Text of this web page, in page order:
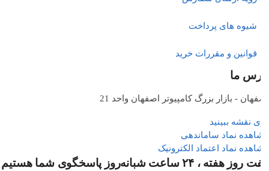
شیوه های پرداخت
قوانین و مقررات خرید
ما
- بازار بزرگ کامپیوتر اصفهان واحد 21
نقشه ببینید
نماد ساماندهی
نماد اعتماد الکترونیک
هفته ، ۲۴ ساعت شبانه‌روز پاسخگوی شما هستیم